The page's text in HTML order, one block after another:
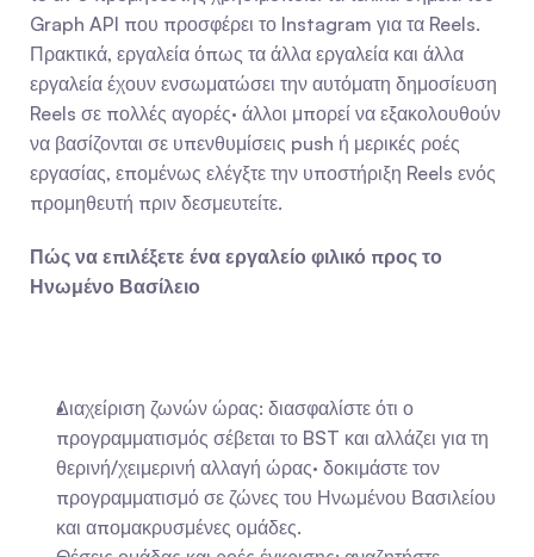
Graph API που προσφέρει το Instagram για τα Reels.
Πρακτικά, εργαλεία όπως τα άλλα εργαλεία και άλλα
εργαλεία έχουν ενσωματώσει την αυτόματη δημοσίευση
Reels σε πολλές αγορές· άλλοι μπορεί να εξακολουθούν
να βασίζονται σε υπενθυμίσεις push ή μερικές ροές
εργασίας, επομένως ελέγξτε την υποστήριξη Reels ενός
προμηθευτή πριν δεσμευτείτε.
Πώς να επιλέξετε ένα εργαλείο φιλικό προς το
Ηνωμένο Βασίλειο
Διαχείριση ζωνών ώρας: διασφαλίστε ότι ο
προγραμματισμός σέβεται το BST και αλλάζει για τη
θερινή/χειμερινή αλλαγή ώρας· δοκιμάστε τον
προγραμματισμό σε ζώνες του Ηνωμένου Βασιλείου
και απομακρυσμένες ομάδες.